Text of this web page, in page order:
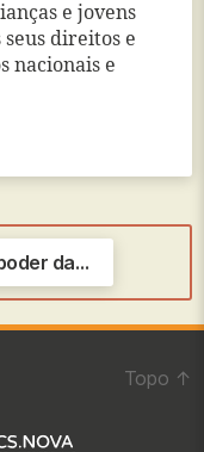
e jovens
direitos e
nacionais e
da infância?
Topo ↑